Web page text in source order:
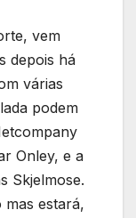
vem
depois há
várias
podem
Onley, e a
Skjelmose.
estará,